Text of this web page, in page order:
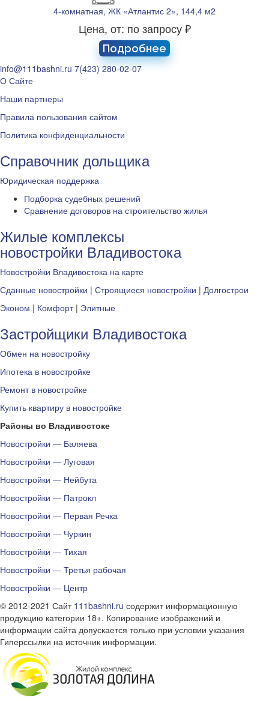
4-комнатная, ЖК «Атлантис 2», 144,4 м2
Цена, от: по запросу ₽
Подробнее
info@111bashni.ru 7(423) 280-02-07
О Сайте
Наши партнеры
Правила пользования сайтом
Политика конфиденциальности
Справочник дольщика
Юридическая поддержка
Подборка судебных решений
Сравнение договоров на строительство жилья
Жилые комплексы
новостройки Владивостока
Новостройки Владивостока на карте
Сданные новостройки | Строящиеся новостройки | Долгострои
Эконом | Комфорт| Элитные
Застройщики Владивостока
Обмен на новостройку
Ипотека в новостройке
Ремонт в новостройке
Купить квартиру в новостройке
Районы во Владивостоке
Новостройки — Баляева
Новостройки — Луговая
Новостройки — Нейбута
Новостройки — Патрокл
Новостройки — Первая Речка
Новостройки — Чуркин
Новостройки — Тихая
Новостройки — Третья рабочая
Новостройки — Центр
© 2012-2021 Сайт 111bashni.ru содержит информационную
продукцию категории 18+. Копирование изображений и
информации сайта допускается только при условии указания
Гиперссылки на источник информации.